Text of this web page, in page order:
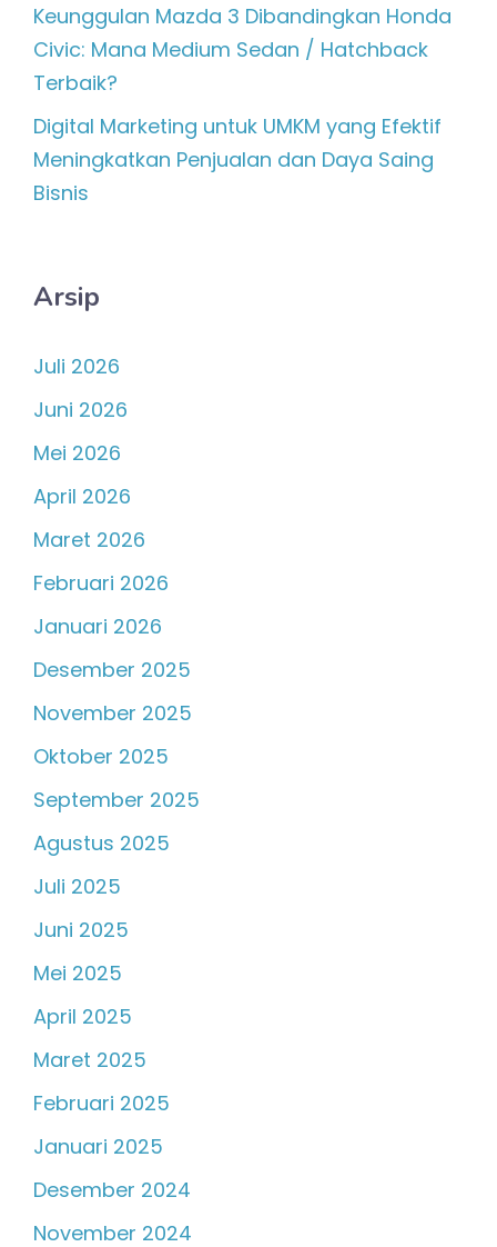
Keunggulan Mazda 3 Dibandingkan Honda
Civic: Mana Medium Sedan / Hatchback
Terbaik?
Digital Marketing untuk UMKM yang Efektif
Meningkatkan Penjualan dan Daya Saing
Bisnis
Arsip
Juli 2026
Juni 2026
Mei 2026
April 2026
Maret 2026
Februari 2026
Januari 2026
Desember 2025
November 2025
Oktober 2025
September 2025
Agustus 2025
Juli 2025
Juni 2025
Mei 2025
April 2025
Maret 2025
Februari 2025
Januari 2025
Desember 2024
November 2024